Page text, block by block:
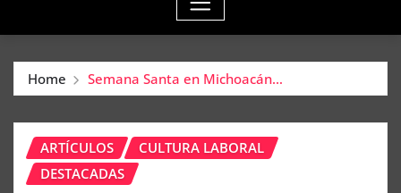
Home Semana Santa en Michoacán…
ARTÍCULOS
CULTURA LABORAL
DESTACADAS